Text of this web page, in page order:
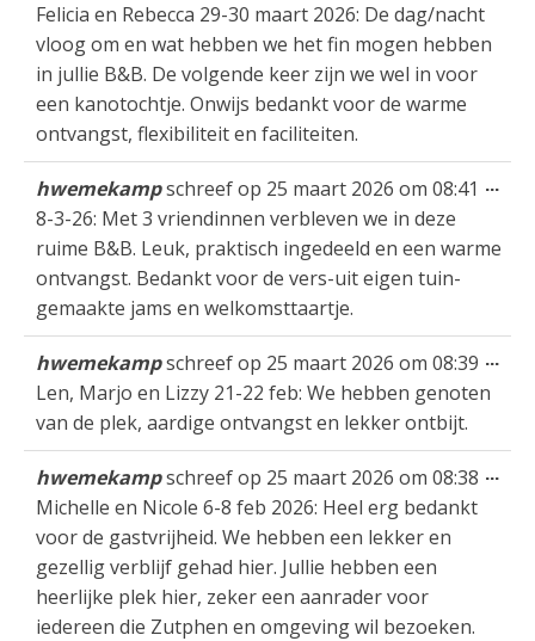
Felicia en Rebecca 29-30 maart 2026: De dag/nacht
vloog om en wat hebben we het fin mogen hebben
in jullie B&B. De volgende keer zijn we wel in voor
een kanotochtje. Onwijs bedankt voor de warme
ontvangst, flexibiliteit en faciliteiten.
hwemekampschreef op 25 maart 2026 om 08:41
8-3-26: Met 3 vriendinnen verbleven we in deze
ruime B&B. Leuk, praktisch ingedeeld en een warme
ontvangst. Bedankt voor de vers-uit eigen tuin-
gemaakte jams en welkomsttaartje.
...
hwemekampschreef op 25 maart 2026 om 08:39
Len, Marjo en Lizzy 21-22 feb: We hebben genoten
van de plek, aardige ontvangst en lekker ontbijt.
...
hwemekampschreef op 25 maart 2026 om 08:38
Michelle en Nicole 6-8 feb 2026: Heel erg bedankt
voor de gastvrijheid. We hebben een lekker en
gezellig verblijf gehad hier. Jullie hebben een
heerlijke plek hier, zeker een aanrader voor
iedereen die Zutphen en omgeving wil bezoeken.
...